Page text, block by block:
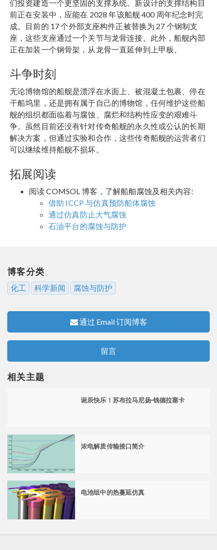
们投资建造一个更坚固的支撑系统。新设计的支撑结构目
前正在安装中，应能在 2028 年该船舰 400 周年纪念时完
成。目前的 17 个外部支座构件正被替换为 27 个钢制支
座，这些支座通过一个关节与龙骨连接。此外，船舰内部
正在加装一个钢骨架，从龙骨一直延伸到上甲板。
斗争时刻
无论博物馆的船舰是漂浮在水面上、被混凝土包裹、停在
干船坞里，还是拥有属于自己的博物馆，任何维护这些船
舰的组织都面临着与腐蚀、腐烂和结构性应变的艰难斗
争。虽然目前还没有针对传奇船舰的永久性或公认的长期
解决方案，但通过实验和合作，这些传奇船舰的运营者们
可以继续维持船舰不损坏。
拓展阅读
阅读 COMSOL 博客，了解船舶腐蚀及相关内容:
借助 ICCP 与仿真预防船体腐蚀
通过仿真防止大气腐蚀
石油平台的腐蚀与防护
博客分类
化工 科学新闻 腐蚀与防护
通过 Email 订阅博客
留言
相关主题
诞辰快乐！苏布拉马尼扬·钱德拉塞卡
浓电解质传输接口简介
电池组中的热蔓延仿真